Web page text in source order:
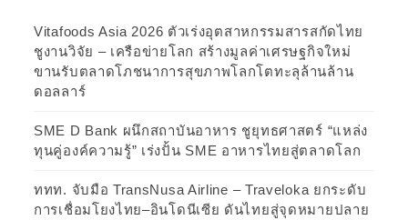
Vitafoods Asia 2026 ตัวเร่งอุตสาหกรรมสารสกัดไทย
ชูงานวิจัย – เครือข่ายโลก สร้างมูลค่าเศรษฐกิจใหม่
ขานรับตลาดโภชนาการสุขภาพโลกโตทะลุล้านล้าน
ดอลลาร์
SME D Bank ผนึกสถาบันอาหาร ชูยุทธศาสตร์ “แหล่ง
ทุนคู่องค์ความรู้” เร่งปั้น SME อาหารไทยสู่ตลาดโลก
ททท. จับมือ TransNusa Airline – Traveloka ยกระดับ
การเชื่อมโยงไทย–อินโดนีเซีย ดันไทยสู่จุดหมายปลาย